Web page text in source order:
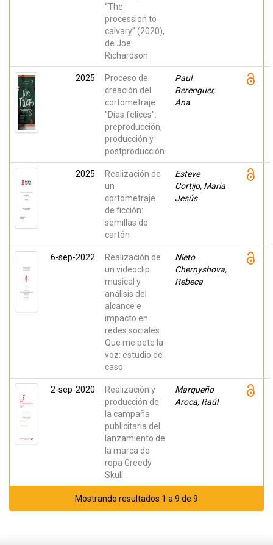
“The
procession to
calvary” (2020),
de Joe
Richardson
2025
Proceso de
creación del
cortometraje
"Días felices":
preproducción,
producción y
postproducción
Paul
Berenguer,
Ana
2025
Realización de
un
cortometraje
de ficción:
semillas de
cartón
Esteve
Cortijo, María
Jesús
6-sep-2022
Realización de
un videoclip
musical y
análisis del
alcance e
impacto en
redes sociales.
Que me pete la
voz: estudio de
caso
Nieto
Chernyshova,
Rebeca
2-sep-2020
Realización y
producción de
la campaña
publicitaria del
lanzamiento de
la marca de
ropa Greedy
Skull
Marqueño
Aroca, Raúl
Mostrando resultados 1 a 9 de 9